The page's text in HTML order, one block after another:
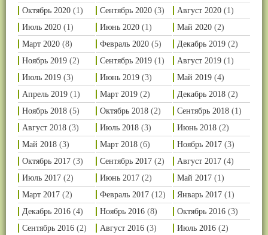
Октябрь 2020 (1) Сентябрь 2020(3) Август 2020 (1)
Июль 2020 (1) Июнь 2020(1) Май 2020 (2)
Март 2020 (8) Февраль 2020(5) Декабрь 2019 (2)
Ноябрь 2019 (2) Сентябрь 2019(1) Август 2019 (1)
Июль 2019 (3) Июнь 2019(3) Май 2019 (4)
Апрель 2019 (1) Март 2019(2) Декабрь 2018 (2)
Ноябрь 2018 (5) Октябрь 2018(2) Сентябрь 2018 (1)
Август 2018 (3) Июль 2018(3) Июнь 2018 (2)
Май 2018 (3) Март 2018(6) Ноябрь 2017 (3)
Октябрь 2017 (3) Сентябрь 2017(2) Август 2017 (4)
Июль 2017 (2) Июнь 2017(2) Май 2017 (1)
Март 2017 (2) Февраль 2017(12) Январь 2017 (1)
Декабрь 2016 (4) Ноябрь 2016(8) Октябрь 2016 (3)
Сентябрь 2016 (2) Август 2016(3) Июль 2016 (2)